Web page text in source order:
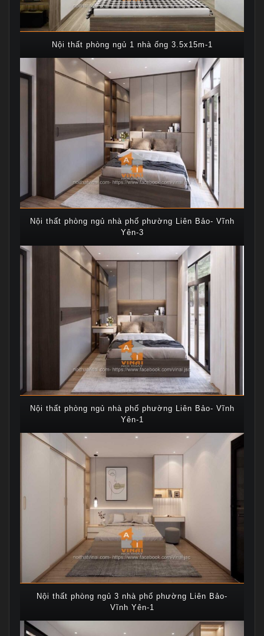
Nội thất phòng ngủ 1 nhà ống 3.5x15m-1
Nội thất phòng ngủ nhà phố phường Liên Bảo- Vĩnh
Yên-3
Nội thất phòng ngủ nhà phố phường Liên Bảo- Vĩnh
Yên-1
Nội thất phòng ngủ 3 nhà phố phường Liên Bảo-
Vĩnh Yên-1